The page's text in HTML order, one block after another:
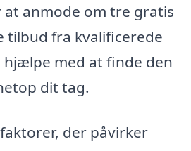
anmode om tre gratis
tilbud fra kvalificerede
hjælpe med at finde den
dit tag.
der påvirker